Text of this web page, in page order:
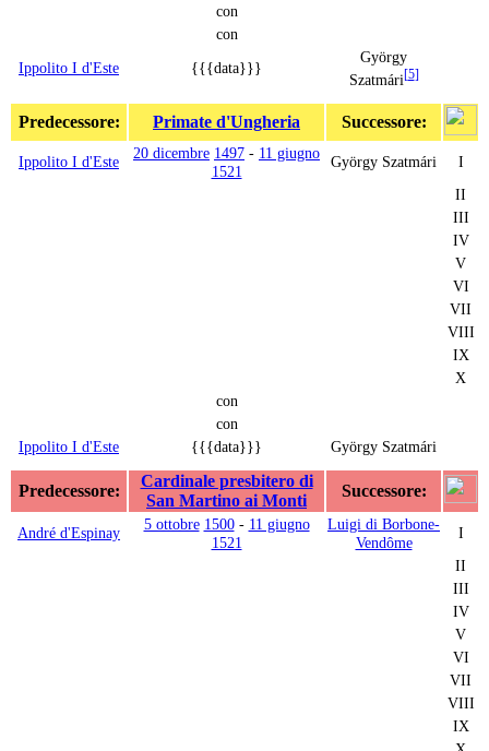
con
con
Ippolito I d'Este
{{{data}}}
György
Szatmári[5]
Predecessore: Primate d'Ungheria Successore:
Ippolito I d'Este 20 dicembre 1497 - 11 giugno
1521
György Szatmári
I
II
III
IV
V
VI
VII
VIII
IX
X
con
con
Ippolito I d'Este
{{{data}}} György Szatmári
Predecessore:
Cardinale presbitero di
San Martino ai Monti
Successore:
André d'Espinay 5 ottobre 1500- 11 giugno
1521
Luigi di Borbone-
Vendôme
I
II
III
IV
V
VI
VII
VIII
IX